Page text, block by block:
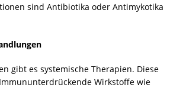
sind Antibiotika oder Antimykotika
gibt es systemische Therapien. Diese
Wirkstoffe wie